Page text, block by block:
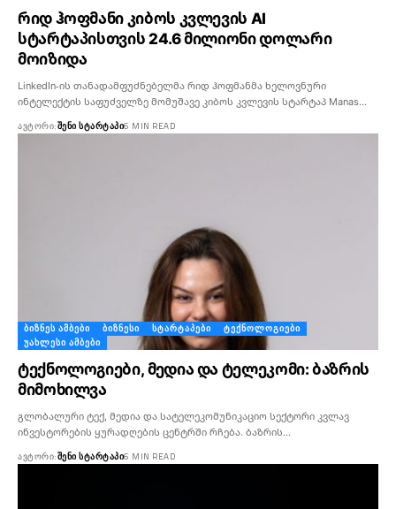
რიდ ჰოფმანი კიბოს კვლევის AI
სტარტაპისთვის 24.6 მილიონი დოლარი
მოიზიდა
LinkedIn-ის თანადამფუძნებელმა რიდ ჰოფმანმა ხელოვნური
ინტელექტის საფუძველზე მომუშავე კიბოს კვლევის სტარტაპ Manas…
ᲐᲕᲢᲝᲠᲘ:ᲨᲔᲜᲘ ᲡᲢᲐᲠᲢᲐᲞᲘ6 MIN READ
ᲑᲘᲖᲜᲔᲡ ᲐᲛᲑᲔᲑᲘ ᲑᲘᲖᲜᲔᲡᲘ ᲡᲢᲐᲠᲢᲐᲞᲔᲑᲘ
ᲢᲔᲥᲜᲝᲚᲝᲒᲘᲔᲑᲘ
ᲣᲐᲮᲚᲔᲡᲘ ᲐᲛᲑᲔᲑᲘ
ტექნოლოგიები, მედია და ტელეკომი: ბაზრის
მიმოხილვა
გლობალური ტექ, მედია და სატელეკომუნიკაციო სექტორი კვლავ
ინვესტორების ყურადღების ცენტრში რჩება. ბაზრის…
ᲐᲕᲢᲝᲠᲘ:ᲨᲔᲜᲘ ᲡᲢᲐᲠᲢᲐᲞᲘ6 MIN READ